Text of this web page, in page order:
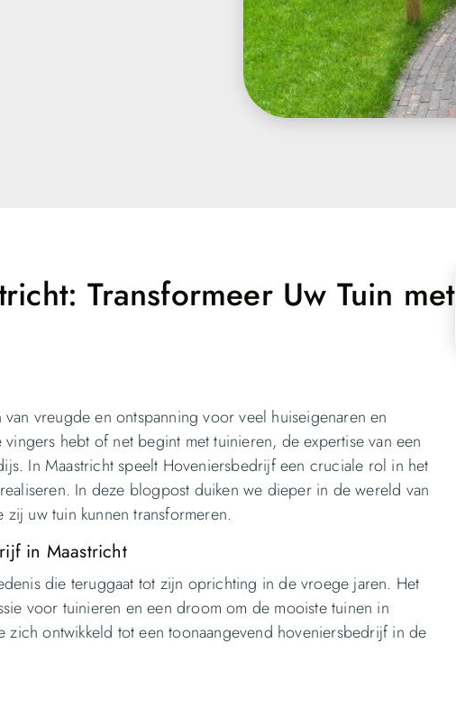
Transformeer Uw Tuin met
vreugde en ontspanning voor veel huiseigenaren en
hebt of net begint met tuinieren, de expertise van een
In Maastricht speelt Hoveniersbedrijf een cruciale rol in het
In deze blogpost duiken we dieper in de wereld van
uw tuin kunnen transformeren.
in Maastricht
die teruggaat tot zijn oprichting in de vroege jaren. Het
voor tuinieren en een droom om de mooiste tuinen in
ontwikkeld tot een toonaangevend hoveniersbedrijf in de